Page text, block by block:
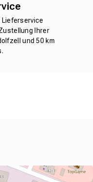
Ihrer
und 50 km